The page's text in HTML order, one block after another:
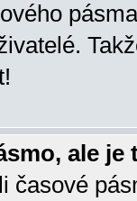
ale je
časové